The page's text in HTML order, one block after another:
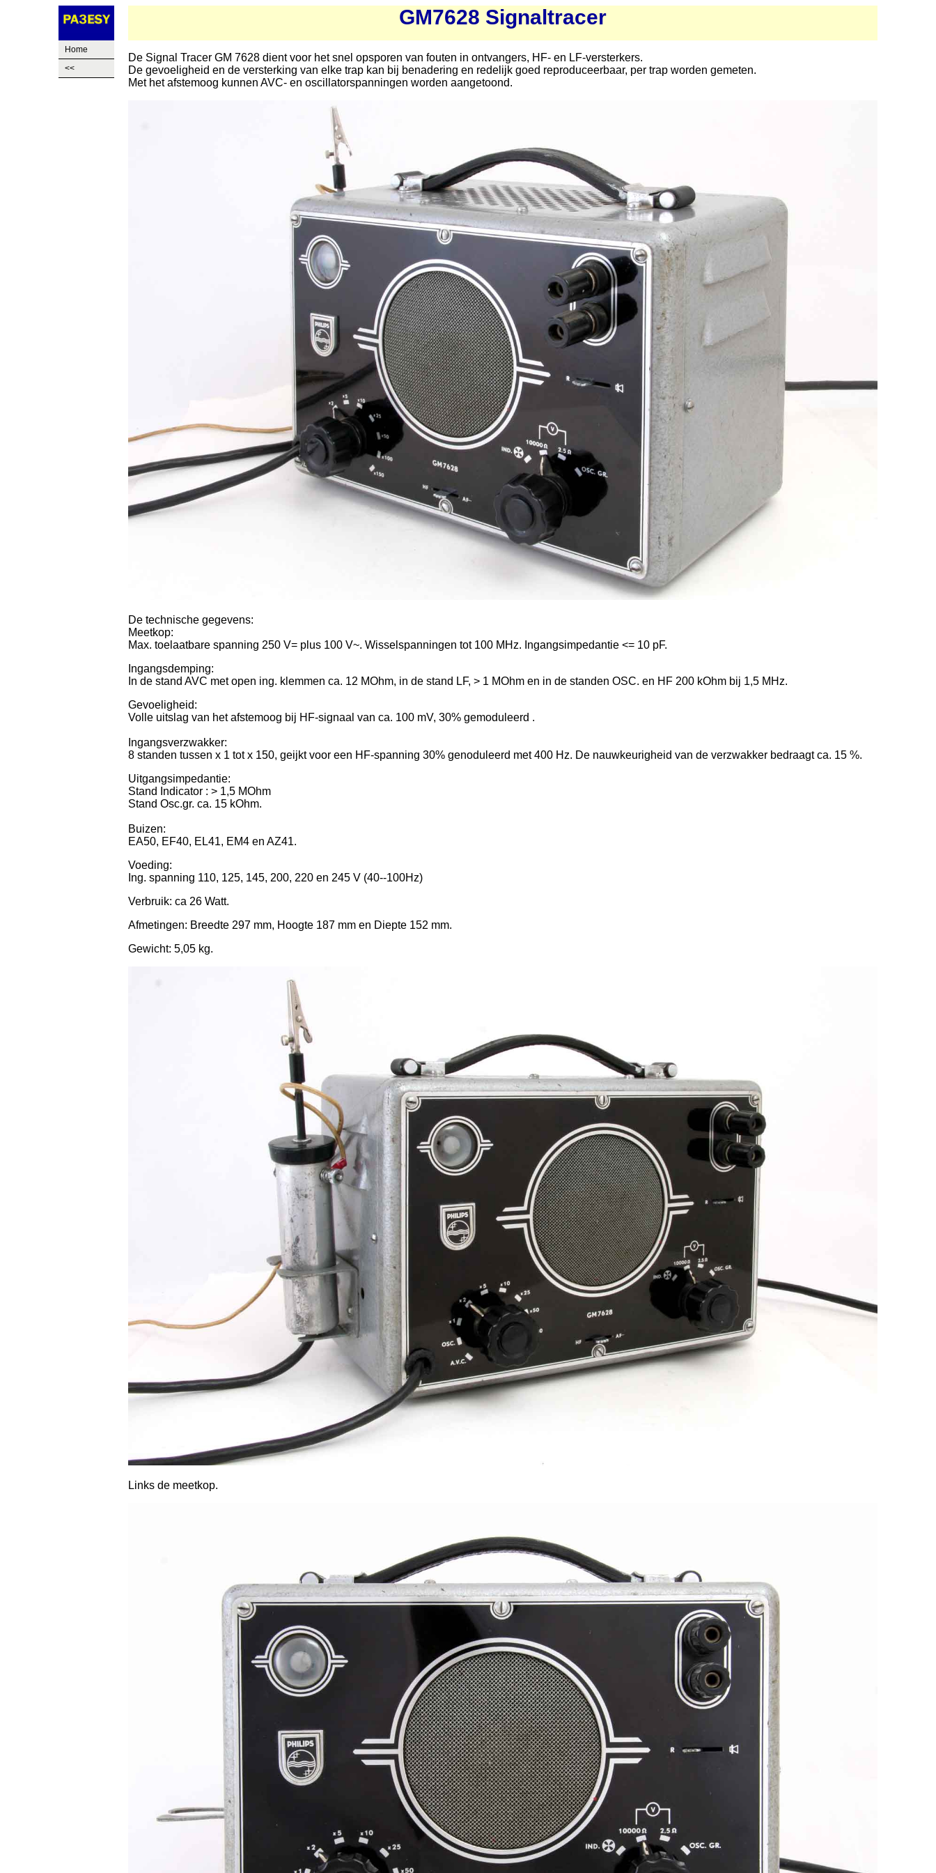
GM7628 Signaltracer
Home
<<
De Signal Tracer GM 7628 dient voor het snel opsporen van fouten in ontvangers, HF- en LF-versterkers.
De gevoeligheid en de versterking van elke trap kan bij benadering en redelijk goed reproduceerbaar, per trap worden gemeten.
Met het afstemoog kunnen AVC- en oscillatorspanningen worden aangetoond.
De technische gegevens:
Meetkop:
Max. toelaatbare spanning 250 V= plus 100 V~. Wisselspanningen tot 100 MHz. Ingangsimpedantie <= 10 pF.
Ingangsdemping:
In de stand AVC met open ing. klemmen ca. 12 MOhm, in de stand LF, > 1 MOhm en in de standen OSC. en HF 200 kOhm bij 1,5 MHz.
Gevoeligheid:
Volle uitslag van het afstemoog bij HF-signaal van ca. 100 mV, 30% gemoduleerd .
Ingangsverzwakker:
8 standen tussen x 1 tot x 150, geijkt voor een HF-spanning 30% genoduleerd met 400 Hz. De nauwkeurigheid van de verzwakker bedraagt ca. 15 %.
Uitgangsimpedantie:
Stand Indicator : > 1,5 MOhm
Stand Osc.gr. ca. 15 kOhm.
Buizen:
EA50, EF40, EL41, EM4 en AZ41.
Voeding:
Ing. spanning 110, 125, 145, 200, 220 en 245 V (40--100Hz)
Verbruik: ca 26 Watt.
Afmetingen: Breedte 297 mm, Hoogte 187 mm en Diepte 152 mm.
Gewicht: 5,05 kg.
Links de meetkop.